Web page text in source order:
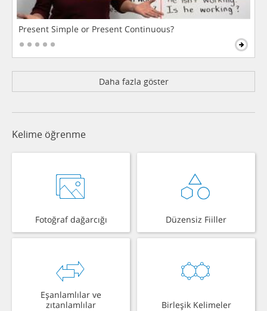
Present Simple or Present Continuous?
Daha fazla göster
Kelime öğrenme
Fotoğraf dağarcığı Düzensiz Fiiller
Eşanlamlılar ve
zıtanlamlılar
Birleşik Kelimeler